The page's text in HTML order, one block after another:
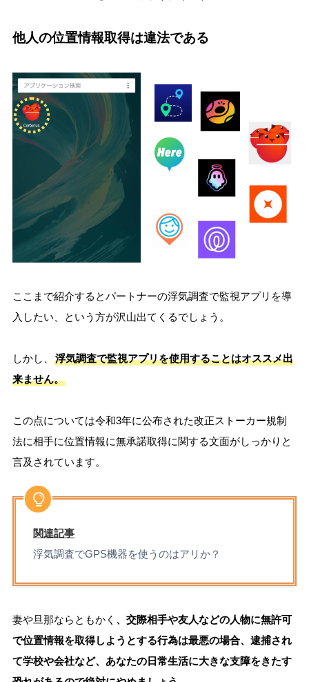
他人の位置情報取得は違法である
ここまで紹介するとパートナーの浮気調査で監視アプリを導
入したい、という方が沢山出てくるでしょう。
しかし、
浮気調査で監視アプリを使用することはオススメ出
来ません。
この点については令和3年に公布された改正ストーカー規制
法に相手に位置情報に無承諾取得に関する文面がしっかりと
言及されています。
関連記事
浮気調査でGPS機器を使うのはアリか？
妻や旦那ならともかく 、交際相手や友人などの人物に無許可
で位置情報を取得しようとする行為は最悪の場合、逮捕され
て学校や会社など、あなたの日常生活に大きな支障をきたす